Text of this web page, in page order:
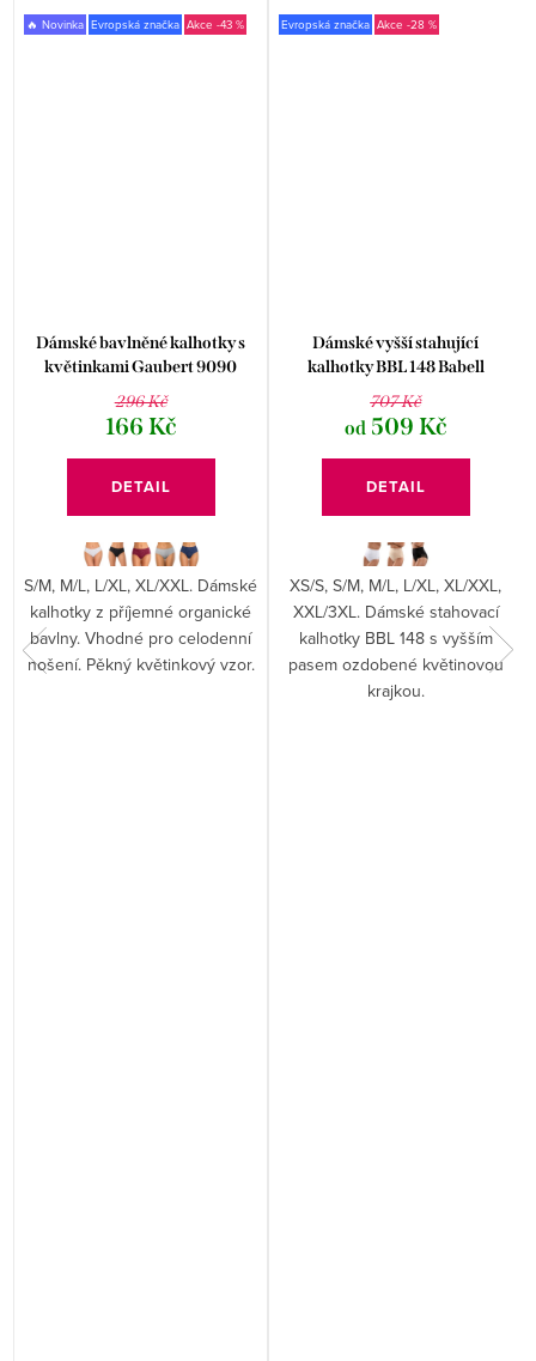
🔥 Novinka Evropská značka -43 %
Dámské bavlněné kalhotky s
květinkami Gaubert 9090
296 Kč
166 Kč
DETAIL
S/M, M/L, L/XL, XL/XXL. Dámské
kalhotky z příjemné organické
bavlny. Vhodné pro celodenní
nošení. Pěkný květinkový vzor.
Evropská značka -28 %
Dámské vyšší stahující
kalhotky BBL 148 Babell
707 Kč
od509 Kč
DETAIL
XS/S, S/M, M/L, L/XL, XL/XXL,
XXL/3XL. Dámské stahovací
kalhotky BBL 148 s vyšším
pasem ozdobené květinovou
krajkou.